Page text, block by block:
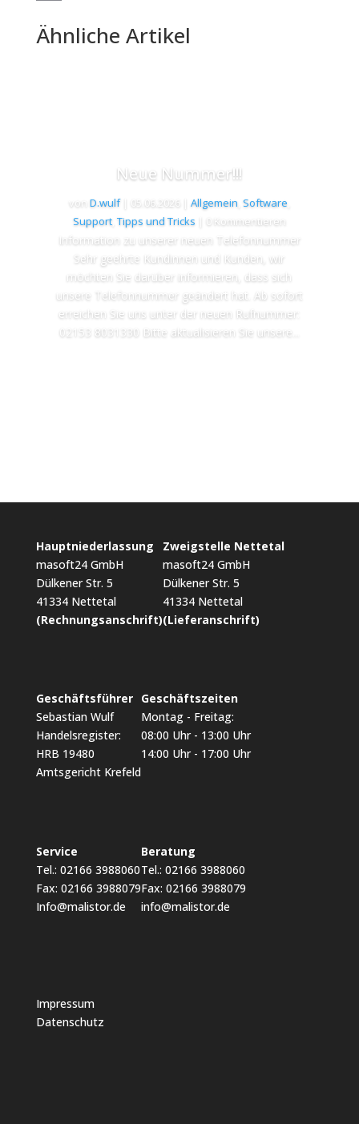
Ähnliche Artikel
Neue Nummer!!!
von D.wulf| 05.06.2026 Allgemein Software
Support, Tipps und Tricks | 0 Kommentieren
Information zu unserer neuen Telefonnummer
Sehr geehrte Kundinnen und Kunden, wir
möchten Sie darüber informieren, dass sich
unsere Telefonnummer geändert hat. Ab sofort
erreichen Sie uns unter der neuen Rufnummer:
02153 8031330 Bitte aktualisieren Sie unsere...
Hauptniederlassung
masoft24 GmbH
Dülkener Str. 5
41334 Nettetal
(Rechnungsanschrift)
Zweigstelle Nettetal
masoft24 GmbH
Dülkener Str. 5
41334 Nettetal
(Lieferanschrift)
Geschäftsführer
Sebastian Wulf
Handelsregister:
HRB 19480
Amtsgericht Krefeld
Geschäftszeiten
Montag - Freitag:
08:00 Uhr - 13:00 Uhr
14:00 Uhr - 17:00 Uhr
Service
Tel.: 02166 3988060
Fax: 02166 3988079
Info@malistor.de
Beratung
Tel.: 02166 3988060
Fax: 02166 3988079
info@malistor.de
Impressum
Datenschutz